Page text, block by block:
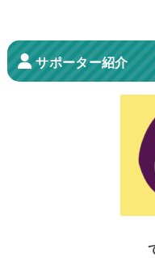
サポーター紹介